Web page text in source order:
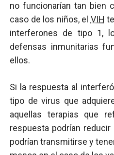
no funcionarían tan bien
caso de los niños, el VIH
interferones de tipo 1,
defensas inmunitarias
ellos.
Si la respuesta al
tipo de virus que
aquellas terapias que
respuesta podrían
podrían transmitirse y